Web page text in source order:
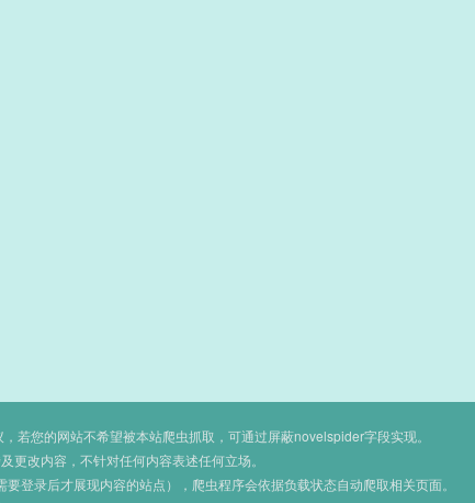
若您的网站不希望被本站爬虫抓取，可通过屏蔽novelspider字段实现。
改内容，不针对任何内容表述任何立场。
登录后才展现内容的站点），爬虫程序会依据负载状态自动爬取相关页面。